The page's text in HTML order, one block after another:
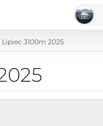
Lipiec 3100m 2025